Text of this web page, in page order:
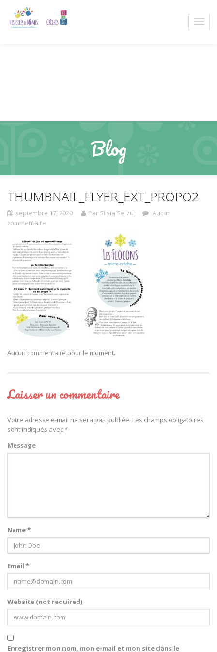
Blog
THUMBNAIL_FLYER_EXT_PROPO2
septembre 17, 2020 Par Silvia Setzu
Aucun
commentaire
Aucun commentaire pour le moment.
Laisser un commentaire
Votre adresse e-mail ne sera pas publiée. Les champs obligatoires
sont indiqués avec*
Message
Name *
Email *
Website (not required)
Enregistrer mon nom, mon e-mail et mon site dans le